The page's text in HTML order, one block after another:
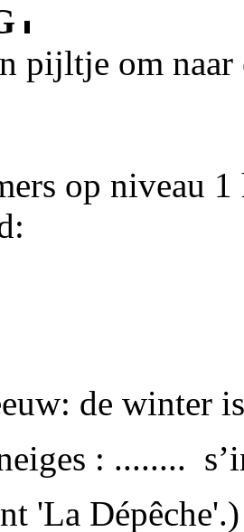
pijltje om naar
op niveau
de winter
: ........
'La Dépêche'.)